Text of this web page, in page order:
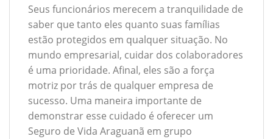
Seus funcionários merecem a tranquilidade de
saber que tanto eles quanto suas famílias
estão protegidos em qualquer situação. No
mundo empresarial, cuidar dos colaboradores
é uma prioridade. Afinal, eles são a força
motriz por trás de qualquer empresa de
sucesso. Uma maneira importante de
demonstrar esse cuidado é oferecer um
Seguro de Vida Araguanã em grupo